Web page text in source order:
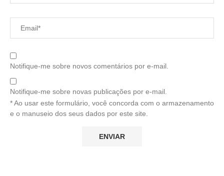
Notifique-me sobre novos comentários por e-mail.
Notifique-me sobre novas publicações por e-mail.
* Ao usar este formulário, você concorda com o armazenamento
e o manuseio dos seus dados por este site.